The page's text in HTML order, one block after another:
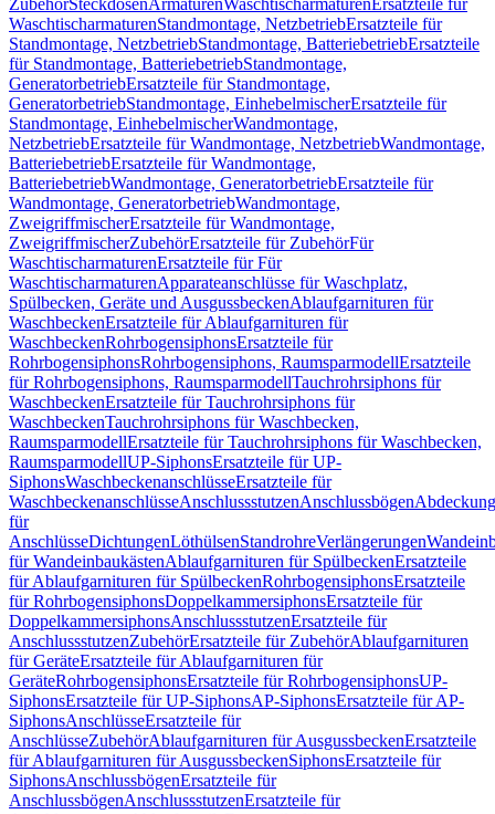
ZubehörSteckdosenArmaturenWaschtischarmaturen Ersatzteile für
WaschtischarmaturenStandmontage, NetzbetriebErsatzteile für
Standmontage, NetzbetriebStandmontage, BatteriebetriebErsatzteile
für Standmontage, BatteriebetriebStandmontage,
GeneratorbetriebErsatzteile für Standmontage,
GeneratorbetriebStandmontage, EinhebelmischerErsatzteile für
Standmontage, EinhebelmischerWandmontage,
NetzbetriebErsatzteile für Wandmontage, NetzbetriebWandmontage,
BatteriebetriebErsatzteile für Wandmontage,
BatteriebetriebWandmontage, GeneratorbetriebErsatzteile für
Wandmontage, GeneratorbetriebWandmontage,
ZweigriffmischerErsatzteile für Wandmontage,
ZweigriffmischerZubehörErsatzteile für ZubehörFür
WaschtischarmaturenErsatzteile für Für
WaschtischarmaturenApparateanschlüsse für Waschplatz,
Spülbecken, Geräte und AusgussbeckenAblaufgarnituren für
WaschbeckenErsatzteile für Ablaufgarnituren für
WaschbeckenRohrbogensiphonsErsatzteile für
RohrbogensiphonsRohrbogensiphons, RaumsparmodellErsatzteile
für Rohrbogensiphons, RaumsparmodellTauchrohrsiphons für
WaschbeckenErsatzteile für Tauchrohrsiphons für
WaschbeckenTauchrohrsiphons für Waschbecken,
RaumsparmodellErsatzteile für Tauchrohrsiphons für Waschbecken,
RaumsparmodellUP-SiphonsErsatzteile für UP-
SiphonsWaschbeckenanschlüsseErsatzteile für
WaschbeckenanschlüsseAnschlussstutzenAnschlussbögen
für
AnschlüsseDichtungenLöthülsenStandrohreVerlängerungen
für WandeinbaukästenAblaufgarnituren für SpülbeckenErsatzteile
für Ablaufgarnituren für SpülbeckenRohrbogensiphonsErsatzteile
für RohrbogensiphonsDoppelkammersiphonsErsatzteile für
DoppelkammersiphonsAnschlussstutzenErsatzteile für
AnschlussstutzenZubehörErsatzteile für ZubehörAblaufgarnituren
für GeräteErsatzteile für Ablaufgarnituren für
GeräteRohrbogensiphonsErsatzteile für RohrbogensiphonsUP-
SiphonsErsatzteile für UP-SiphonsAP-SiphonsErsatzteile für AP-
SiphonsAnschlüsseErsatzteile für
AnschlüsseZubehörAblaufgarnituren für AusgussbeckenErsatzteile
für Ablaufgarnituren für AusgussbeckenSiphonsErsatzteile für
SiphonsAnschlussbögenErsatzteile für
AnschlussbögenAnschlussstutzenErsatzteile für